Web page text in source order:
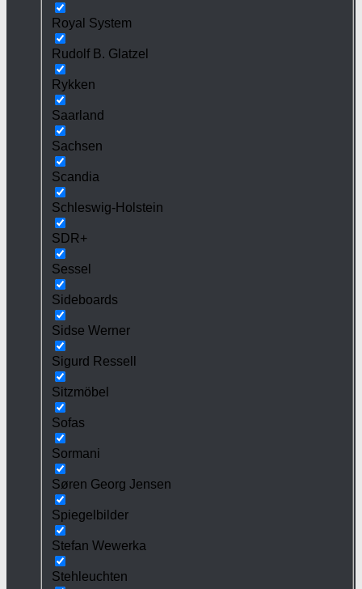
Royal System
Rudolf B. Glatzel
Rykken
Saarland
Sachsen
Scandia
Schleswig-Holstein
SDR+
Sessel
Sideboards
Sidse Werner
Sigurd Ressell
Sitzmöbel
Sofas
Sormani
Søren Georg Jensen
Spiegelbilder
Stefan Wewerka
Stehleuchten